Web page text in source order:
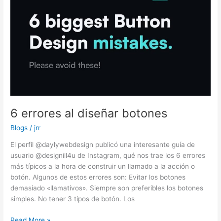
6 errores al diseñar botones
Blogs /jrr
El perfil @daylywebdesign publicó una interesante guía de
usuario @designill4u de Instagram, qué nos trae los 6 errores
más típicos a la hora de construir un llamado a la acción o
botón. Algunos de estos errores son: Evitar los botones
demasiado «llamativos». Siempre son preferibles los botones
simples. No tener 3 tipos de botón. Los